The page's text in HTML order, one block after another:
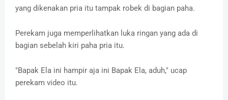
yang dikenakan pria itu tampak robek di bagian paha.
Perekam juga memperlihatkan luka ringan yang ada di
bagian sebelah kiri paha pria itu.
"Bapak Ela ini hampir aja ini Bapak Ela, aduh," ucap
perekam video itu.